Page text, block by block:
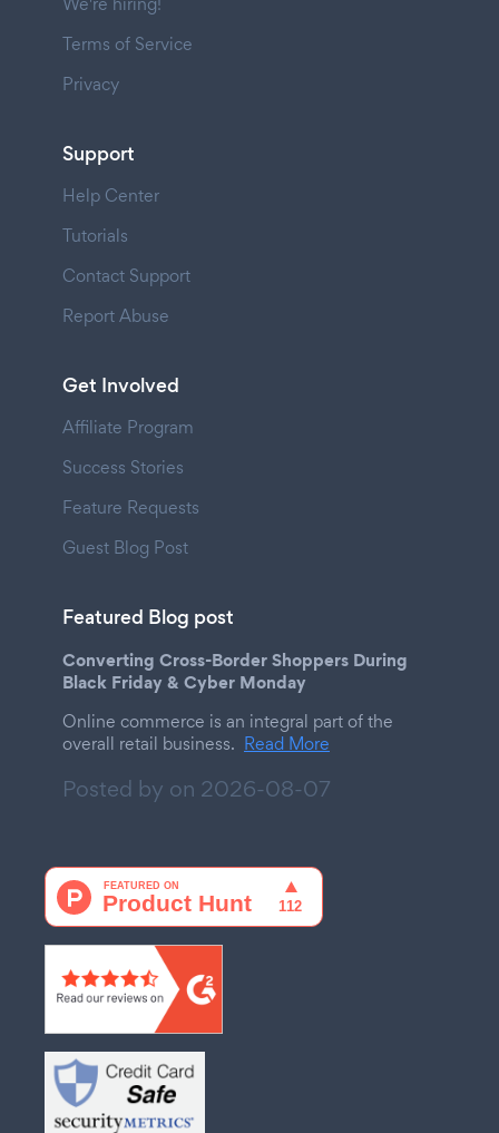
Terms of Service
Privacy
Support
Help Center
Tutorials
Contact Support
Report Abuse
Get Involved
Affiliate Program
Success Stories
Feature Requests
Guest Blog Post
Featured Blog post
Converting Cross-Border Shoppers During
Black Friday & Cyber Monday
Online commerce is an integral part of the
overall retail business. Read More
Posted by on 2026-08-07